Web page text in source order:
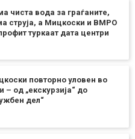
чиста вода за граѓаните,
струја, а Мицкоски и ВМРО
туркаат дата центри
повторно уловен во
– од „екскурзија“ до
дел“